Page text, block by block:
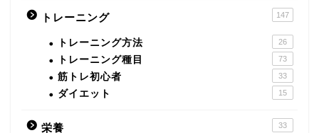
トレーニング 147
トレーニング方法 26
トレーニング種目 73
筋トレ初心者 33
ダイエット 15
栄養 33